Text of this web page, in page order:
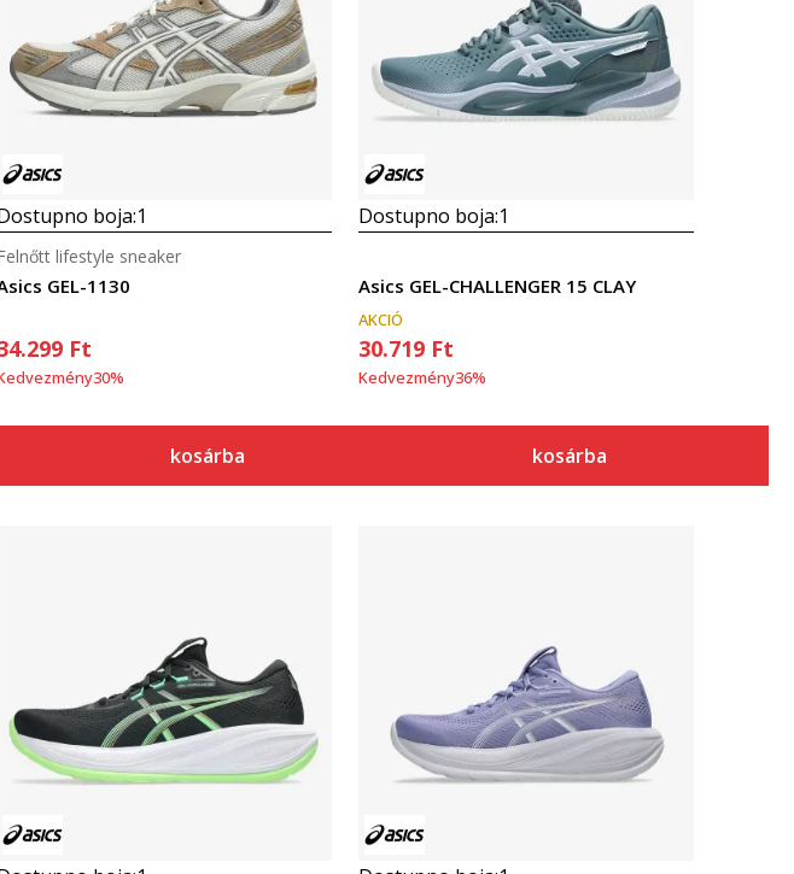
Összehasonlítás
boja:1
GEL-1130
lifestyle sneaker
Ft
30%
kosárba
Összehasonlítás
Dostupno boja:1
Asics GEL-CHALLENGER 15 CLAY
AKCIÓ
30.719 Ft
Kedvezmény36%
kosárba
Összehasonlítás Összehasonlítás